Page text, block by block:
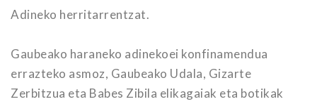
Adineko herritarrentzat.
Gaubeako haraneko adinekoei konfinamendua
errazteko asmoz, Gaubeako Udala, Gizarte
Zerbitzua eta Babes Zibila elikagaiak eta botikak